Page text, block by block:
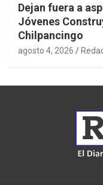
Dejan fuera a
Jóvenes
Chilpancingo
agosto 4, 2026